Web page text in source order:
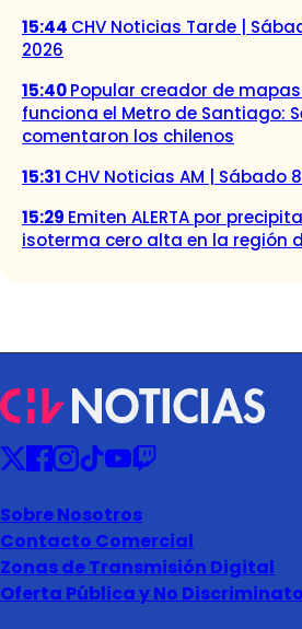
15:44 CHV Noticias Tarde |
2026
15:40Popular creador de
funciona el Metro de Santiago:
comentaron los chilenos
15:31 CHV Noticias AM | Sábado
15:29 Emiten ALERTA por
isoterma cero alta en la región
Sobre Nosotros
Contacto Comercial
Zonas de Transmisión Digital
Oferta Pública y No